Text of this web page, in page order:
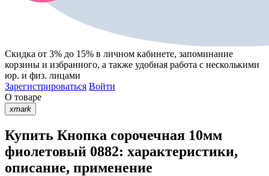
Скидка от 3% до 15% в личном кабинете, запоминание
корзины и избранного, а также удобная работа с несколькими
юр. и физ. лицами
Зарегистрироваться Войти
О товаре
xmark
Купить Кнопка сорочечная 10мм
фиолетовый 0882: характеристики,
описание, применение